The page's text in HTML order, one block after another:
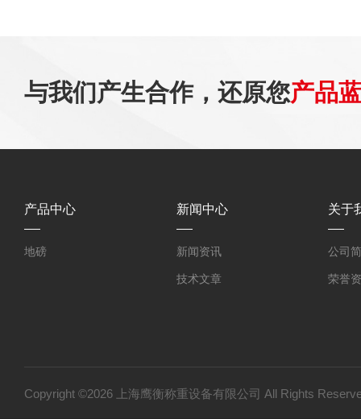
与我们产生合作，还原您产品
产品中心
地磅
新闻中心
新闻资讯
技术文章
关于
公司
荣誉
Copyright ©2026 上海鹰衡称重设备有限公司 All Rights